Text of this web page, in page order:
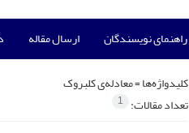
راهنمای نویسندگان ارسال مقاله
کلیدواژه‌ها =معادله‌ی کلبروک
تعداد مقالات: 1